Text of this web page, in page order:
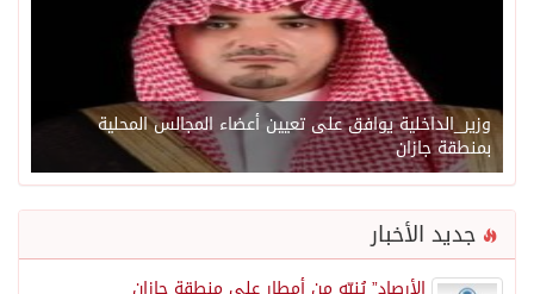
وزير_الداخلية يوافق على تعيين أعضاء المجالس المحلية
بمنطقة جازان
جديد الأخبار